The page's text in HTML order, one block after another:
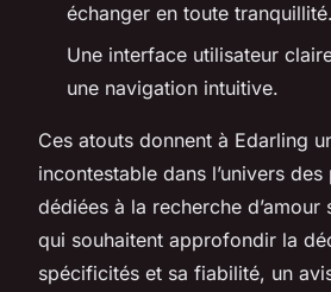
échanger en toute tranquillité.
Une interface utilisateur
une navigation intuitive.
Ces atouts donnent à Edarling
incontestable dans l’univers
dédiées à la recherche d’amour
qui souhaitent approfondir la
spécificités et sa fiabilité, un